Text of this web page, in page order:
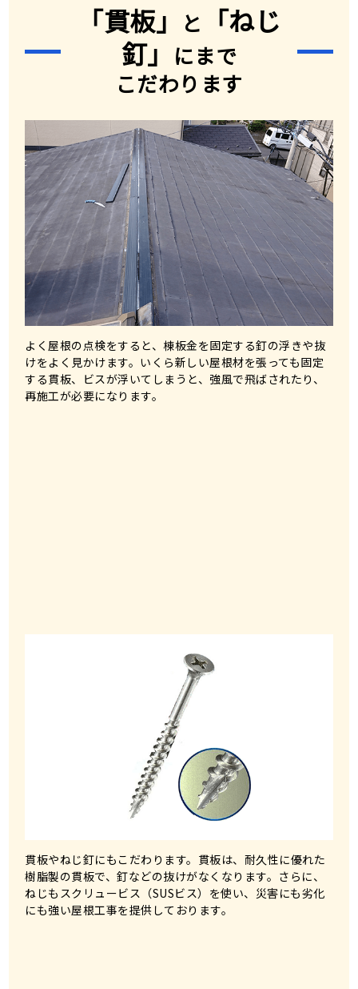
「貫板」 と
「ねじ
釘」
にまで
こだわります
よく屋根の点検をすると、棟板金を固定する釘の浮きや抜
けをよく見かけます。いくら新しい屋根材を張っても固定
する貫板、ビスが浮いてしまうと、強風で飛ばされたり、
再施工が必要になります。
貫板やねじ釘にもこだわります。貫板は、耐久性に優れた
樹脂製の貫板で、釘などの抜けがなくなります。さらに、
ねじもスクリュービス（SUSビス）を使い、災害にも劣化
にも強い屋根工事を提供しております。